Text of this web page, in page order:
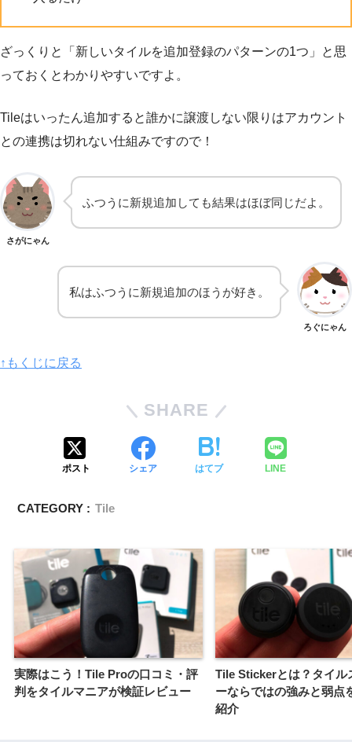
ざっくりと「新しいタイルを追加登録のパターンの1つ」と思
っておくとわかりやすいですよ。
Tileはいったん追加すると誰かに譲渡しない限りはアカウント
との連携は切れない仕組みですので！
さがにゃん
ふつうに新規追加しても結果はほぼ同じだよ。
ろぐにゃん
私はふつうに新規追加のほうが好き。
↑もくじに戻る
SHARE
ポスト シェア はてブ LINE
CATEGORY : Tile
実際はこう！Tile Proの口コミ・評
判をタイルマニアが検証レビュー
Tile Stickerとは？タイル
ーならではの強みと弱点
紹介